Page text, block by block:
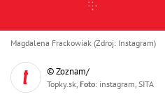
Magdalena Frackowiak (Zdroj: Instagram)
© Zoznam/
Topky.sk, Foto: instagram, SITA